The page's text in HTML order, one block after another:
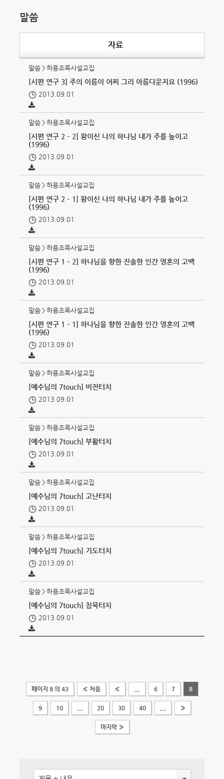
말씀
자료
말씀＞하용조목사설교집
[시편 연구 3] 주의 이름이 어찌 그리 아름다운지요 (1996)
2013.09.01
말씀＞하용조목사설교집
[시편 연구 2 – 2] 왕이신 나의 하나님 내가 주를 높이고
(1996)
2013.09.01
말씀＞하용조목사설교집
[시편 연구 2 – 1] 왕이신 나의 하나님 내가 주를 높이고
(1996)
2013.09.01
말씀＞하용조목사설교집
[시편 연구 1 – 2] 하나님을 향한 진솔한 인간 영혼의 고백
(1996)
2013.09.01
말씀＞하용조목사설교집
[시편 연구 1 – 1] 하나님을 향한 진솔한 인간 영혼의 고백
(1996)
2013.09.01
말씀＞하용조목사설교집
[예수님의 7touch] 비전터치
2013.09.01
말씀＞하용조목사설교집
[예수님의 7touch] 부활터치
2013.09.01
말씀＞하용조목사설교집
[예수님의 7touch] 고난터치
2013.09.01
말씀＞하용조목사설교집
[예수님의 7touch] 기도터치
2013.09.01
말씀＞하용조목사설교집
[예수님의 7touch] 침묵터치
2013.09.01
페이지 8 의 43 « 처음 « 6 7 8
9 10 20 30 40 »
마지막 »